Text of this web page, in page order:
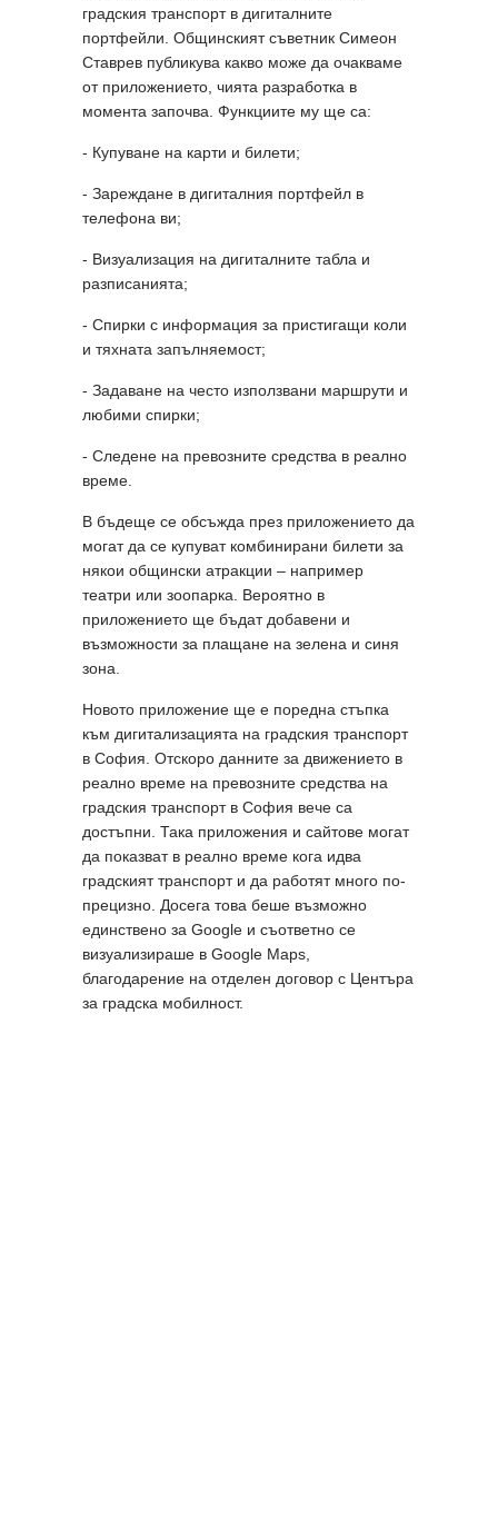
градския транспорт в дигиталните
портфейли. Общинският съветник Симеон
Ставрев публикува какво може да очакваме
от приложението, чията разработка в
момента започва. Функциите му ще са:
- Купуване на карти и билети;
- Зареждане в дигиталния портфейл в
телефона ви;
- Визуализация на дигиталните табла и
разписанията;
- Спирки с информация за пристигащи коли
и тяхната запълняемост;
- Задаване на често използвани маршрути и
любими спирки;
- Следене на превозните средства в реално
време.
В бъдеще се обсъжда през приложението да
могат да се купуват комбинирани билети за
някои общински атракции – например
театри или зоопарка. Вероятно в
приложението ще бъдат добавени и
възможности за плащане на зелена и синя
зона.
Новото приложение ще е поредна стъпка
към дигитализацията на градския транспорт
в София. Отскоро данните за движението в
реално време на превозните средства на
градския транспорт в София вече са
достъпни. Така приложения и сайтове могат
да показват в реално време кога идва
градският транспорт и да работят много по-
прецизно. Досега това беше възможно
единствено за Google и съответно се
визуализираше в Google Maps,
благодарение на отделен договор с Центъра
за градска мобилност.